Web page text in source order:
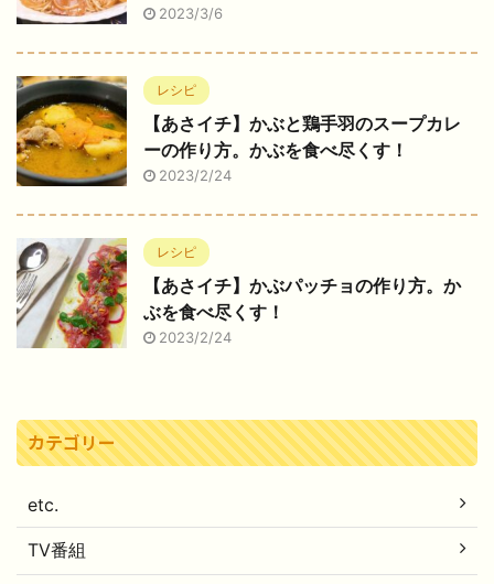
2023/3/6
レシピ
【あさイチ】かぶと鶏手羽のスープカレ
ーの作り方。かぶを食べ尽くす！
2023/2/24
レシピ
【あさイチ】かぶパッチョの作り方。か
ぶを食べ尽くす！
2023/2/24
カテゴリー
etc.
TV番組